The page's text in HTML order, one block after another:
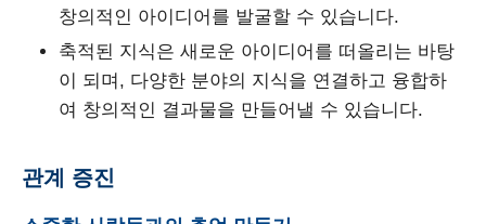
창의적인 아이디어를 발굴할 수 있습니다.
축적된 지식은 새로운 아이디어를 떠올리는 바탕
이 되며, 다양한 분야의 지식을 연결하고 융합하
여 창의적인 결과물을 만들어낼 수 있습니다.
관계 증진